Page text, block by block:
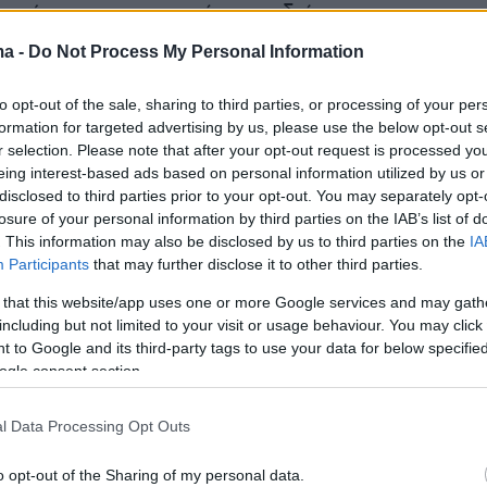
- Do Not Process My Personal Information
opt-out of the sale, sharing to third parties, or processing of your
for targeted advertising by us, please use the below opt-out
selection. Please note that after your opt-out request is processed
interest-based ads based on personal information utilized by us
to third parties prior to your opt-out. You may separately
of your personal information by third parties on the IAB’s list of
This information may also be disclosed by us to third parties on the
Participants that may further disclose it to other third parties.
that this website/app uses one or more Google services and may
but not limited to your visit or usage behaviour. You may
to Google and its third-party tags to use your data for below
consent section.
Data Processing Opt Outs
opt-out of the Sharing of my personal data.
που προσκρούει στη διάρκεια του
ταξιδιού του στο παγόβουνο.«Ολοι»
αλλά για να εξασφαλίσουν τη